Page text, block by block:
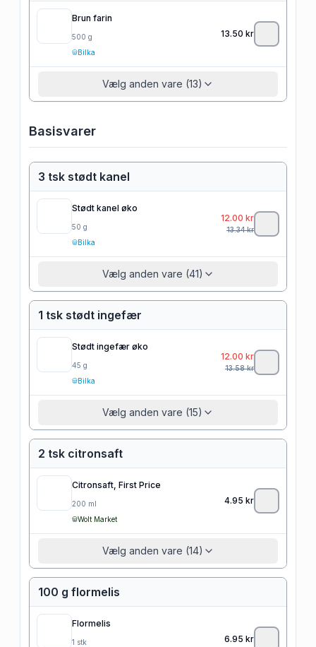
Brun farin
500 g
Bilka
13.50 kr
Vælg anden vare (13)
Basisvarer
3 tsk stødt kanel
Stødt kanel øko
50 g
Bilka
12.00 kr
13.34kr
Vælg anden vare (41)
1 tsk stødt ingefær
Stødt ingefær øko
45 g
Bilka
12.00 kr
13.58kr
Vælg anden vare (15)
2 tsk citronsaft
Citronsaft, First Price
200 ml
Wolt Market
4.95 kr
Vælg anden vare (14)
100 g flormelis
Flormelis
1 stk
6.95 kr